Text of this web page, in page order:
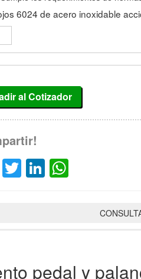
6024 de acero inoxidable
al Cotizador
Facebook
TwitterLinkedIn
pedal y